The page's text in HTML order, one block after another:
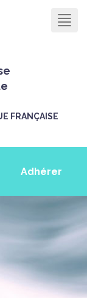
FRANÇAISE
Adhérer